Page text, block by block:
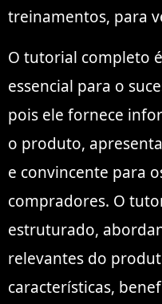
treinamentos, para
O tutorial completo
essencial para o
pois ele fornece
o produto,
e convincente para
compradores. O
estruturado,
relevantes do
características,